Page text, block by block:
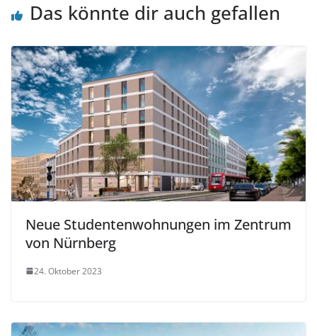
Das könnte dir auch gefallen
Neue Studentenwohnungen im Zentrum
von Nürnberg
24. Oktober 2023